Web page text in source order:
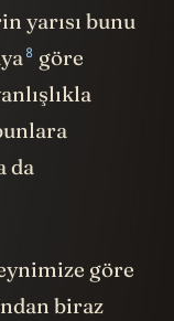
yarısı bunu
8 göre
da
göre
biraz